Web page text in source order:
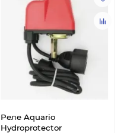
Реле Aquario
Hydroprotector